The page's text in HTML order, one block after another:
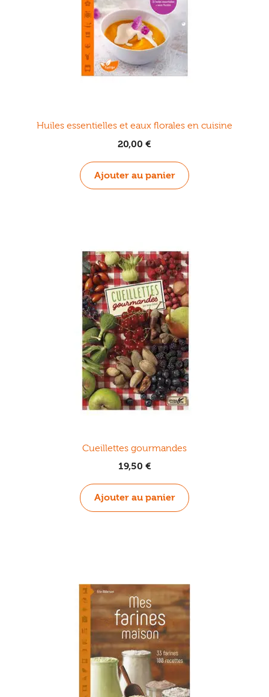
Huiles essentielles et eaux florales en cuisine
20,00 €
Ajouter au panier
Cueillettes gourmandes
19,50 €
Ajouter au panier